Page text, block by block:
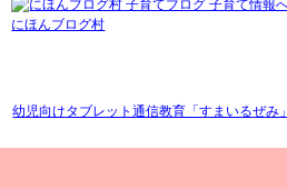
にほんブログ村
幼児向けタブレット通信教育「すまいるぜみ」